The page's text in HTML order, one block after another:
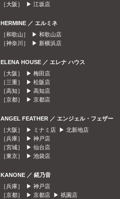
［大阪］ ▶ 江坂店
HERMINE ／ エルミネ
［和歌山］ ▶ 和歌山店
［神奈川］ ▶ 新横浜店
ELENA HOUSE ／ エレナ ハウス
［大阪］ ▶ 梅田店
［三重］ ▶ 松阪店
［高知］ ▶ 高知店
［京都］ ▶ 京都店
ANGEL FEATHER ／ エンジェル・フェザー
［大阪］ ▶
ミナミ店 ▶ 北新地店
［兵庫］ ▶ 神戸店
［宮城］ ▶ 仙台店
［東京］ ▶ 池袋店
KANONE ／ 錵乃音
［兵庫］ ▶ 神戸店
［京都］ ▶ 京都店 ▶ 祇園店